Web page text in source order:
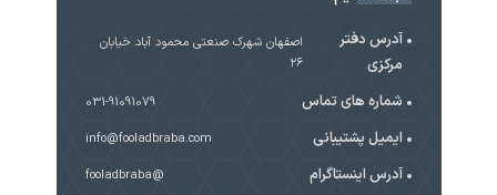
آدرس دفتر
مرکزی
اصفهان شهرک صنعتی محمود آباد خیابان
۲۶
شماره های تماس 031-91091079
ایمیل پشتیبانی info@fooladbraba.com
آدرس اینستاگرام @fooladbraba